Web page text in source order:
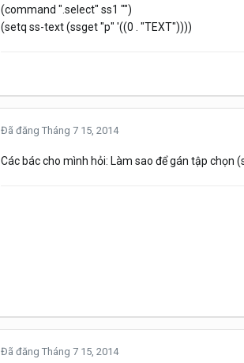
(command ".select" ss1 "")
(setq ss-text (ssget "p" '((0 . "TEXT"))))
Đã đăng Tháng 7 15, 2014
Các bác cho mình hỏi: Làm sao để gán tập chọn
Đã đăng Tháng 7 15, 2014